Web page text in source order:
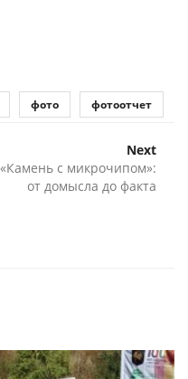
фото фотоотчет
Next
«Камень с микрочипом»:
от домысла до факта